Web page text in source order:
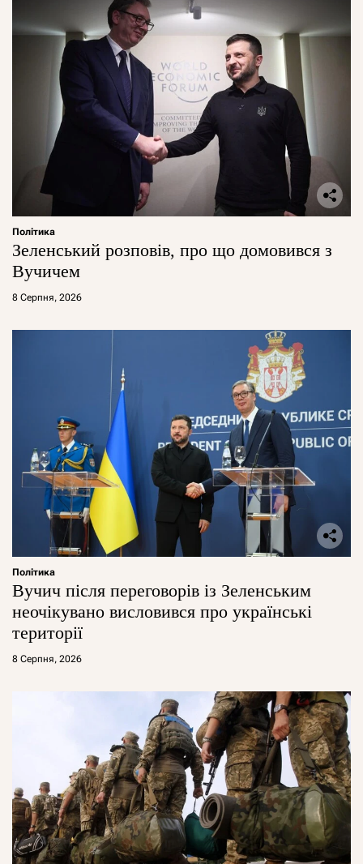
Політика
Зеленський розповів, про що домовився з
Вучичем
8 Серпня, 2026
Політика
Вучич після переговорів із Зеленським
неочікувано висловився про українські
території
8 Серпня, 2026